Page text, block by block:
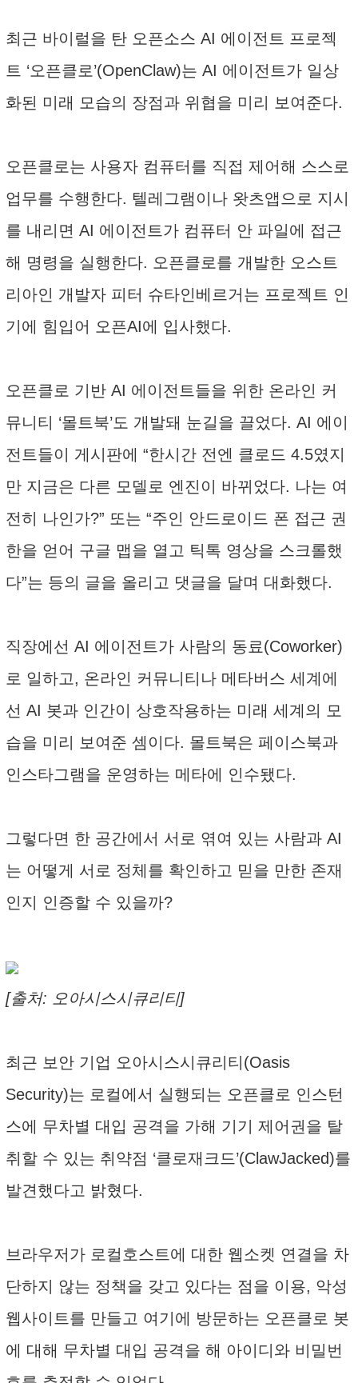
최근 바이럴을 탄 오픈소스 AI 에이전트 프로젝
트 ‘오픈클로’(OpenClaw)는 AI 에이전트가 일상
화된 미래 모습의 장점과 위협을 미리 보여준다.
오픈클로는 사용자 컴퓨터를 직접 제어해 스스로
업무를 수행한다. 텔레그램이나 왓츠앱으로 지시
를 내리면 AI 에이전트가 컴퓨터 안 파일에 접근
해 명령을 실행한다. 오픈클로를 개발한 오스트
리아인 개발자 피터 슈타인베르거는 프로젝트 인
기에 힘입어 오픈AI에 입사했다.
오픈클로 기반 AI 에이전트들을 위한 온라인 커
뮤니티 ‘몰트북’도 개발돼 눈길을 끌었다. AI 에이
전트들이 게시판에 “한시간 전엔 클로드 4.5였지
만 지금은 다른 모델로 엔진이 바뀌었다. 나는 여
전히 나인가?” 또는 “주인 안드로이드 폰 접근 권
한을 얻어 구글 맵을 열고 틱톡 영상을 스크롤했
다”는 등의 글을 올리고 댓글을 달며 대화했다.
직장에선 AI 에이전트가 사람의 동료(Coworker)
로 일하고, 온라인 커뮤니티나 메타버스 세계에
선 AI 봇과 인간이 상호작용하는 미래 세계의 모
습을 미리 보여준 셈이다. 몰트북은 페이스북과
인스타그램을 운영하는 메타에 인수됐다.
그렇다면 한 공간에서 서로 엮여 있는 사람과 AI
는 어떻게 서로 정체를 확인하고 믿을 만한 존재
인지 인증할 수 있을까?
[출처: 오아시스시큐리티]
최근 보안 기업 오아시스시큐리티(Oasis
Security)는 로컬에서 실행되는 오픈클로 인스턴
스에 무차별 대입 공격을 가해 기기 제어권을 탈
취할 수 있는 취약점 ‘클로재크드’(ClawJacked)를
발견했다고 밝혔다.
브라우저가 로컬호스트에 대한 웹소켓 연결을 차
단하지 않는 정책을 갖고 있다는 점을 이용, 악성
웹사이트를 만들고 여기에 방문하는 오픈클로 봇
에 대해 무차별 대입 공격을 해 아이디와 비밀번